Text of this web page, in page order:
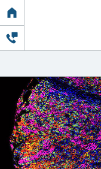
Link
zur
Startseite